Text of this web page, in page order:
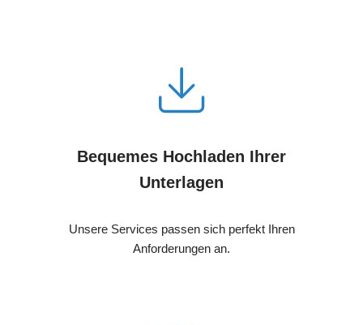
Bequemes Hochladen Ihrer
Unterlagen
Unsere Services passen sich perfekt Ihren
Anforderungen an.